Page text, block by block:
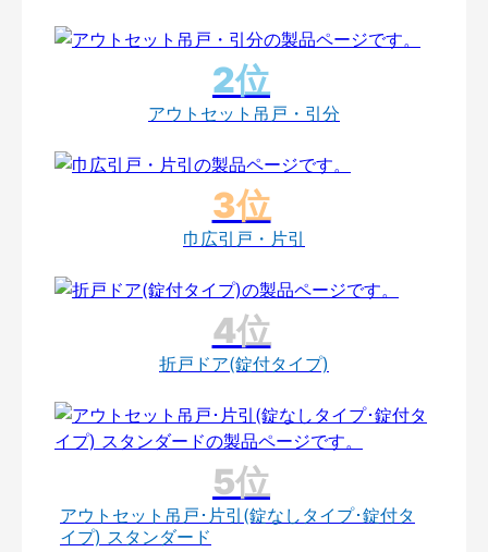
アウトセット吊戸・引分
巾広引戸・片引
折戸ドア(錠付タイプ)
アウトセット吊戸･片引(錠なしタイプ･錠付タ
イプ) スタンダード